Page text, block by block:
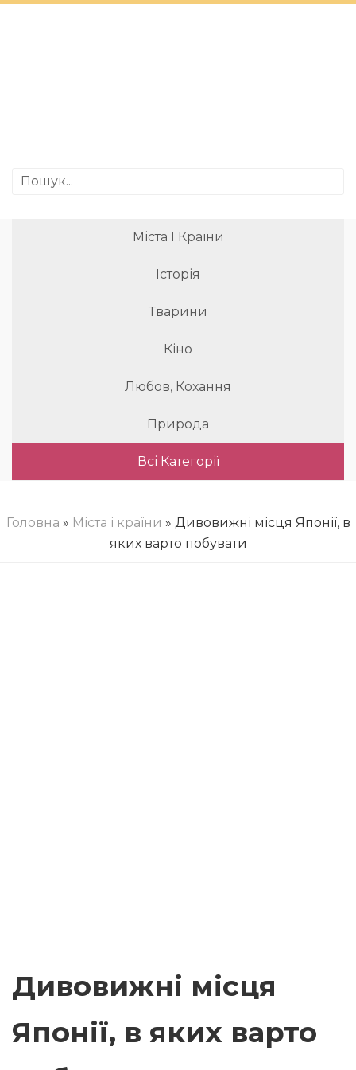
Міста І Країни
Історія
Тварини
Кіно
Любов, Кохання
Природа
Всі Категорії
Головна » Міста і країни » Дивовижні місця Японії, в
яких варто побувати
Дивовижні місця
Японії, в яких варто